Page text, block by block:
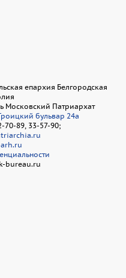
епархия Белгородская
Московский Патриархат
бульвар 24а
70-89, 33-57-90;
bureau.ru